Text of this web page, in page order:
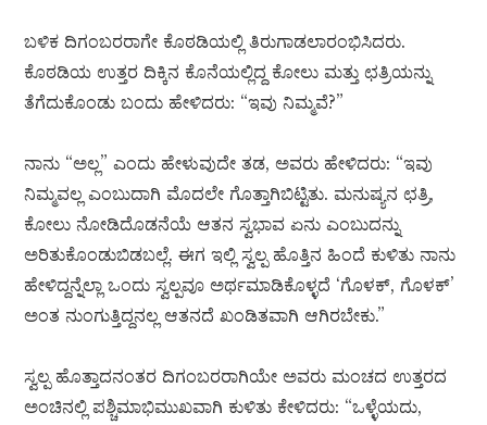
ಬಳಿಕ ದಿಗಂಬರರಾಗೇ ಕೊಠಡಿಯಲ್ಲಿ ತಿರುಗಾಡಲಾರಂಭಿಸಿದರು.
ಕೊಠಡಿಯ ಉತ್ತರ ದಿಕ್ಕಿನ ಕೊನೆಯಲ್ಲಿದ್ದ ಕೋಲು ಮತ್ತು ಛತ್ರಿಯನ್ನು
ತೆಗೆದುಕೊಂಡು ಬಂದು ಹೇಳಿದರು: “ಇವು ನಿಮ್ಮವೆ?”
ನಾನು “ಅಲ್ಲ” ಎಂದು ಹೇಳುವುದೇ ತಡ, ಅವರು ಹೇಳಿದರು: “ಇವು
ನಿಮ್ಮವಲ್ಲ ಎಂಬುದಾಗಿ ಮೊದಲೇ ಗೊತ್ತಾಗಿಬಿಟ್ಟಿತು. ಮನುಷ್ಯನ ಛತ್ರಿ,
ಕೋಲು ನೋಡಿದೊಡನೆಯೆ ಆತನ ಸ್ವಭಾವ ಏನು ಎಂಬುದನ್ನು
ಅರಿತುಕೊಂಡುಬಿಡಬಲ್ಲೆ. ಈಗ ಇಲ್ಲಿ ಸ್ವಲ್ಪ ಹೊತ್ತಿನ ಹಿಂದೆ ಕುಳಿತು ನಾನು
ಹೇಳಿದ್ದನ್ನೆಲ್ಲಾ ಒಂದು ಸ್ವಲ್ಪವೂ ಅರ್ಥಮಾಡಿಕೊಳ್ಳದೆ ‘ಗೊಳಕ್, ಗೊಳಕ್’
ಅಂತ ನುಂಗುತ್ತಿದ್ದನಲ್ಲ ಆತನದೆ ಖಂಡಿತವಾಗಿ ಆಗಿರಬೇಕು.”
ಸ್ವಲ್ಪ ಹೊತ್ತಾದನಂತರ ದಿಗಂಬರರಾಗಿಯೇ ಅವರು ಮಂಚದ ಉತ್ತರದ
ಅಂಚಿನಲ್ಲಿ ಪಶ್ಚಿಮಾಭಿಮುಖವಾಗಿ ಕುಳಿತು ಕೇಳಿದರು: “ಒಳ್ಳೆಯದು,